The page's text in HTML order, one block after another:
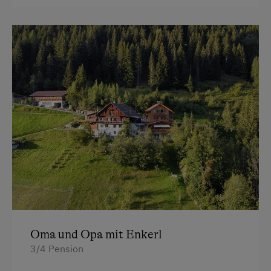
Hirsche, Hasen und Katzen füttern gehen.
Einmal pro Woche gibt es ein Verwöhn-
Programm von Tante Raphaela für Kinder, mit
Nägel streichen und Kinderschminken,…
Wir freuen uns auf Euch!
3x Träumen im Apartment mit ¾ Pension,
mit reichhaltigen Bauernbuffetfrühstück,
ein Lunchpaket für unterwegs und Abend
Menü
Entspannen in unserer Wellness Oase
(Sauna oder Infrarotkabine)
Der Aufenthalt der Kinder ist Kostenlos.
Oma und Opa mit Enkerl
3/4 Pension